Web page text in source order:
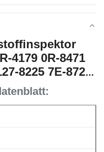
4179 0R-8471
8225 7E-8727